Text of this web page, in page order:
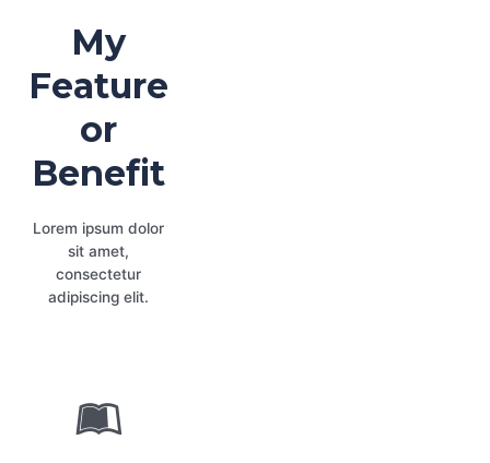
My
Feature
or
Benefit
Lorem ipsum dolor
sit amet,
consectetur
adipiscing elit.